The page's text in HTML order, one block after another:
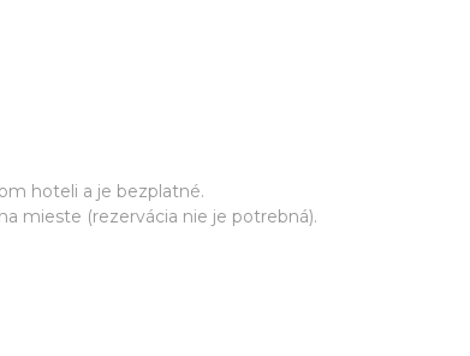
hoteli a je bezplatné.
mieste (rezervácia nie je potrebná).